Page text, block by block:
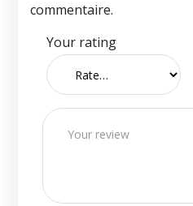
commentaire.
Your rating